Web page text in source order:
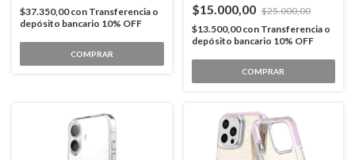
$37.350,00con Transferencia o
depósito bancario 10% OFF
COMPRAR
$15.000,00 $25.000,00
$13.500,00con Transferencia o
depósito bancario 10% OFF
COMPRAR